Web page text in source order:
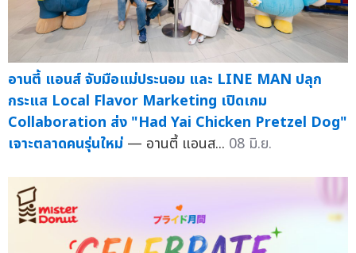
อานตี้ แอนส์ จับมือแม่ประนอม และ LINE MAN ปลุก
กระแส Local Flavor Marketing เปิดเกม
Collaboration ส่ง "Had Yai Chicken Pretzel Dog"
เจาะตลาดคนรุ่นใหม่ — อานตี้ แอนส... 08 มิ.ย.